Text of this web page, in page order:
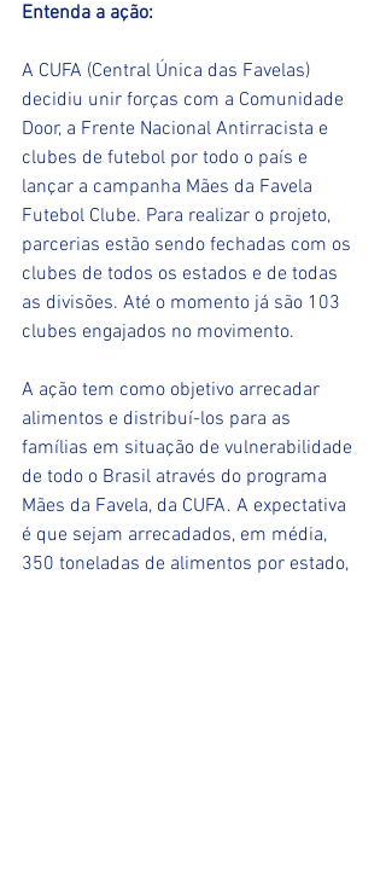
Entenda a ação:
A CUFA (Central Única das Favelas)
decidiu unir forças com a Comunidade
Door, a Frente Nacional Antirracista e
clubes de futebol por todo o país e
lançar a campanha Mães da Favela
Futebol Clube. Para realizar o projeto,
parcerias estão sendo fechadas com os
clubes de todos os estados e de todas
as divisões. Até o momento já são 103
clubes engajados no movimento.
A ação tem como objetivo arrecadar
alimentos e distribuí-los para as
famílias em situação de vulnerabilidade
de todo o Brasil através do programa
Mães da Favela, da CUFA. A expectativa
é que sejam arrecadados, em média,
350 toneladas de alimentos por estado,